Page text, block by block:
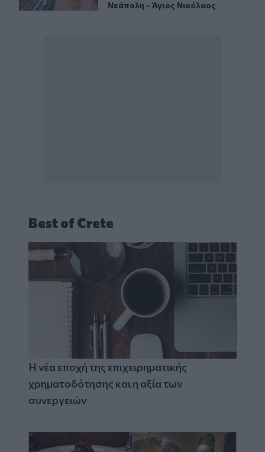
Νεάπολη - Άγιος Νικόλαος
Best of Crete
Η νέα εποχή της επιχειρηματικής
χρηματοδότησης και η αξία των
συνεργειών